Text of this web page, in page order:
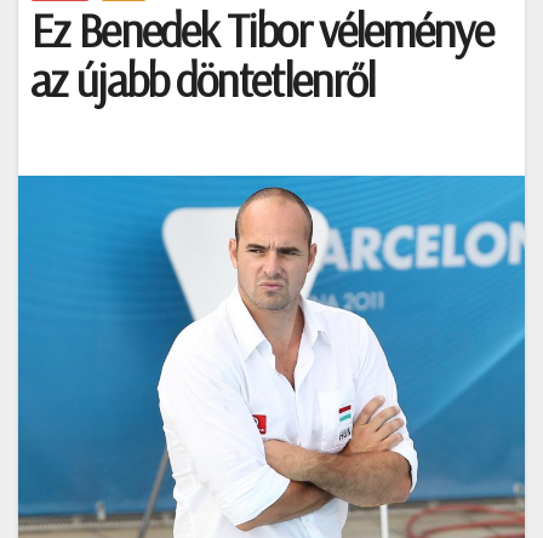
Ez Benedek Tibor véleménye
az újabb döntetlenről